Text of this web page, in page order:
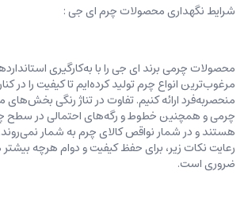
شرایط نگهداری محصولات چرم ای جی :
محصولات چرمی برند ای جی را با به‌کارگیری
مرغوب‌ترین انواع چرم تولید کرده‌ایم تا کیفیت را در
منحصربه‌فرد ارائه کنیم. تفاوت در تناژ رنگی
چرمی و همچنین خطوط و رگه‌‌های احتمالی در سطح
هستند و در شمار نواقص کالای چرم به شمار نمی‌روند.
رعایت نکات زیر، برای حفظ کیفیت و دوام هرچه
ضروری است.